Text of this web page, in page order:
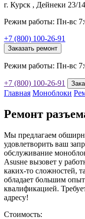
г. Курск , Дейнеки 23/14
Режим работы: Пн-вс
+7 (800) 100-26-91
Заказать ремонт
Режим работы: Пн-вс
+7 (800) 100-26-91
Главная Моноблоки
Ремонт
Мы предлагаем
удовлетворить ваш
обслуживание
Asusне вызовет у
каких-то сложностей,
обладает большим
квалификацией.
адресу!
Стоимость: